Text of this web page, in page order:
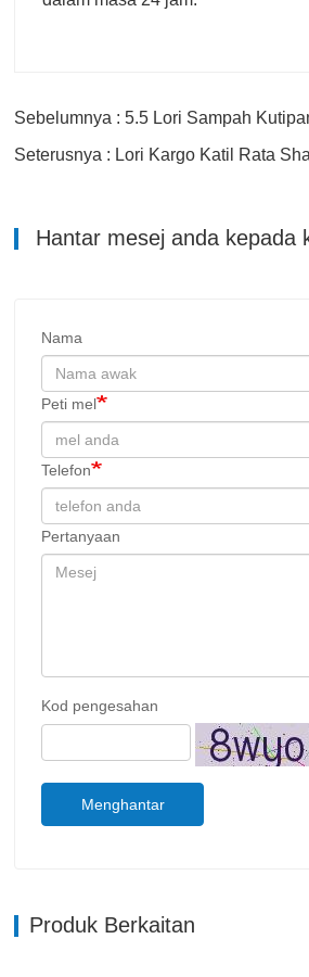
Sebelumnya : 5.5 Lori Sampah
Seterusnya : Lori Kargo Katil Rata
Hantar mesej anda kepada
Nama
Peti mel
Telefon
Pertanyaan
Kod pengesahan
Menghantar
Produk Berkaitan